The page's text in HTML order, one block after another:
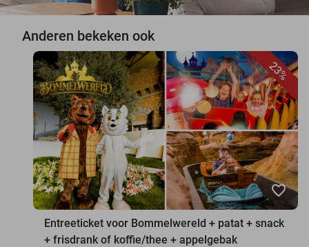
Anderen bekeken ook
23%
favorite_border
Entreeticket voor Bommelwereld + patat + snack
+ frisdrank of koffie/thee + appelgebak